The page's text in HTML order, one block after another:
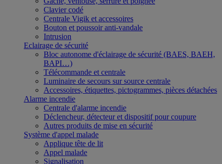
Clavier codé
Centrale Vigik et accessoires
Bouton et poussoir anti-vandale
Intrusion
Eclairage de sécurité
Bloc autonome d'éclairage de sécurité (BAES, BAEH,
BAPI…)
Télécommande et centrale
Luminaire de secours sur source centrale
Accessoires, étiquettes, pictogrammes, pièces détachées
Alarme incendie
Centrale d'alarme incendie
Déclencheur, détecteur et dispositif pour coupure
Autres produits de mise en sécurité
Système d'appel malade
Applique tête de lit
Appel malade
Signalisation